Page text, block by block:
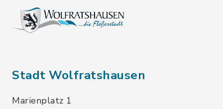
Stadt Wolfratshausen
Marienplatz 1